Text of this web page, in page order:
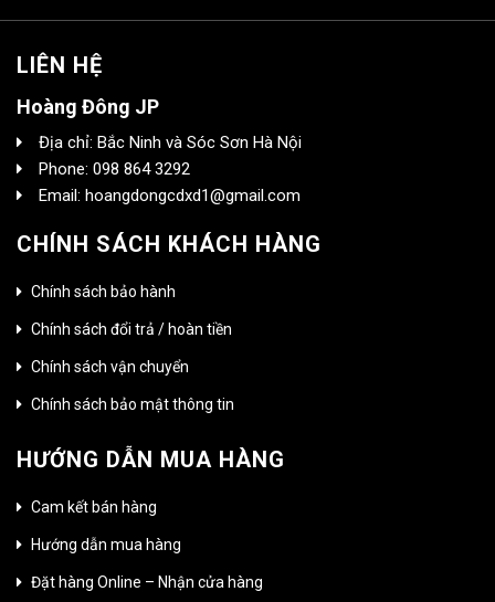
LIÊN HỆ
Hoàng Đông JP
Địa chỉ: Bắc Ninh và Sóc Sơn Hà Nội
Phone: 098 864 3292
Email: hoangdongcdxd1@gmail.com
CHÍNH SÁCH KHÁCH HÀNG
Chính sách bảo hành
Chính sách đổi trả / hoàn tiền
Chính sách vận chuyển
Chính sách bảo mật thông tin
HƯỚNG DẪN MUA HÀNG
Cam kết bán hàng
Hướng dẫn mua hàng
Đặt hàng Online – Nhận cửa hàng